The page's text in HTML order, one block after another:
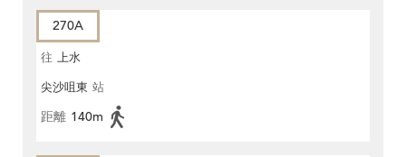
270A
往 上水
尖沙咀東 站
距離 140m